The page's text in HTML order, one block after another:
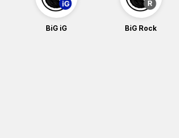
BiG iG BiG Rock